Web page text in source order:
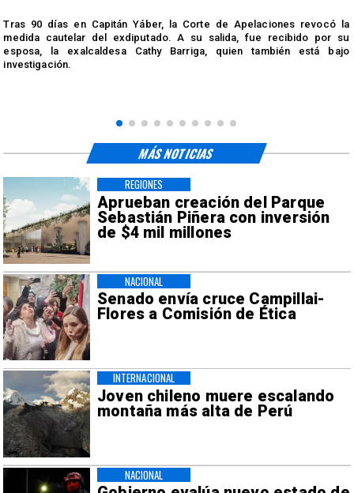
Tras 90 días en Capitán Yáber, la Corte de Apelaciones revocó la
medida cautelar del exdiputado. A su salida, fue recibido por su
esposa, la exalcaldesa Cathy Barriga, quien también está bajo
investigación.
Aprueban creación del Parque
Sebastián Piñera con inversión
de $4 mil millones
REGIONES
Senado envía cruce Campillai-
Flores a Comisión de Ética
NACIONAL
Joven chileno muere escalando
montaña más alta de Perú
INTERNACIONAL
NACIONAL
MÁS NOTICIAS